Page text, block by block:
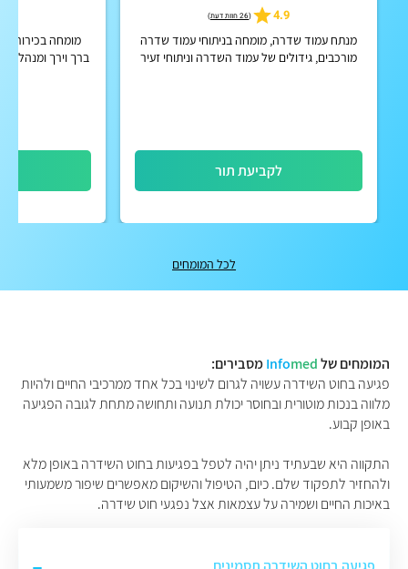
4.9
(26 חוות דעת )
מנתח עמוד שדרה, מומחה בניתוחי עמוד שדרה
מורכבים, גידולים של עמוד השדרה וניתוחי זעיר
לקביעת תור
מומחה
ברך וירך ומנהל
לכל המומחים
המומחים של Infomed
מסבירים:
פגיעה בחוט השידרה עשויה לגרום לשינוי בכל אחד ממרכיבי החיים ולהיות
מלווה בנכות מוטורית ובחוסר יכולת תנועה ותחושה מתחת לגובה הפגיעה
באופן קבוע.
התקווה היא שבעתיד ניתן יהיה לטפל בפגיעות בחוט השידרה באופן מלא
ולהחזיר לתפקוד שלם. כיום, הטיפול והשיקום מאפשרים שיפור משמעותי
באיכות החיים ושמירה על עצמאות אצל נפגעי חוט שידרה.